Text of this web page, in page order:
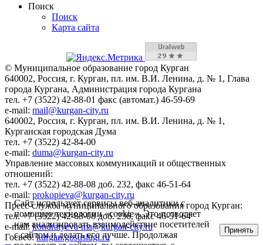
Поиск
Поиск
Карта сайта
© Муниципальное образование город Курган
640002, Россия, г. Курган, пл. им. В.И. Ленина, д. № 1, Глава
города Кургана, Администрация города Кургана
тел. +7 (3522) 42-88-01 факс (автомат.) 46-59-69
e-mail: mail@kurgan-city.ru
640002, Россия, г. Курган, пл. им. В.И. Ленина, д. № 1,
Курганская городская Дума
тел. +7 (3522) 42-84-00
e-mail: duma@kurgan-city.ru
Управление массовых коммуникаций и общественных
отношений:
тел. +7 (3522) 42-88-08 доб. 232, факс 46-51-64
e-mail: prokopieva@kurgan-city.ru
Пресс-служба муниципального образования город Курган:
тел. +7 (3522) 42-88-08 доб. 236, факс 46-51-64
e-mail:kondratyeva-ma@kurgan-city.ru
Госвеб:kurgan.gosuslugi.ru
Сайт использует сервисы веб-аналитики с
помощью технологии «cookie». Это позволяет
нам анализировать взаимодействие посетителей
с сайтом и делать его лучше. Продолжая
Принять